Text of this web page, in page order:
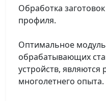
Обработка
профиля.
Оптимальное
обрабатывающих
устройств, являются
многолетнего опыта.